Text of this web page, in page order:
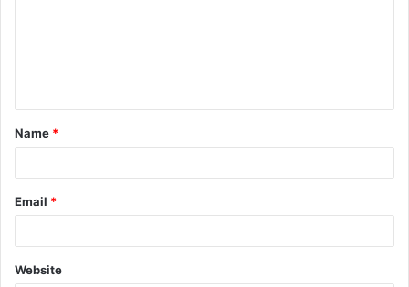
Name *
Email *
Website